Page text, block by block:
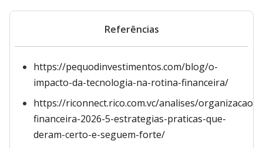
Referências
https://pequodinvestimentos.com/blog/o-
impacto-da-tecnologia-na-rotina-financeira/
https://riconnect.rico.com.vc/analises/organizacao-
financeira-2026-5-estrategias-praticas-que-
deram-certo-e-seguem-forte/